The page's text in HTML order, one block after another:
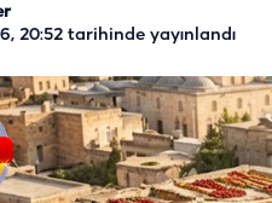
20:52 tarihinde yayınlandı